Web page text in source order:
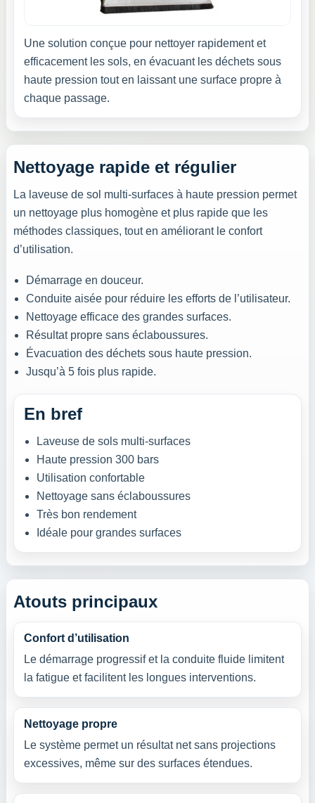
Une solution conçue pour nettoyer rapidement et
efficacement les sols, en évacuant les déchets sous
haute pression tout en laissant une surface propre à
chaque passage.
Nettoyage rapide et régulier
La laveuse de sol multi-surfaces à haute pression permet
un nettoyage plus homogène et plus rapide que les
méthodes classiques, tout en améliorant le confort
d’utilisation.
Démarrage en douceur.
Conduite aisée pour réduire les efforts de l’utilisateur.
Nettoyage efficace des grandes surfaces.
Résultat propre sans éclaboussures.
Évacuation des déchets sous haute pression.
Jusqu’à 5 fois plus rapide.
En bref
Laveuse de sols multi-surfaces
Haute pression 300 bars
Utilisation confortable
Nettoyage sans éclaboussures
Très bon rendement
Idéale pour grandes surfaces
Atouts principaux
Confort d’utilisation
Le démarrage progressif et la conduite fluide limitent
la fatigue et facilitent les longues interventions.
Nettoyage propre
Le système permet un résultat net sans projections
excessives, même sur des surfaces étendues.